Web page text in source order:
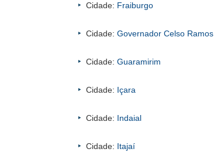
Cidade: Fraiburgo
Cidade: Governador Celso Ramos
Cidade: Guaramirim
Cidade: Içara
Cidade: Indaial
Cidade: Itajaí